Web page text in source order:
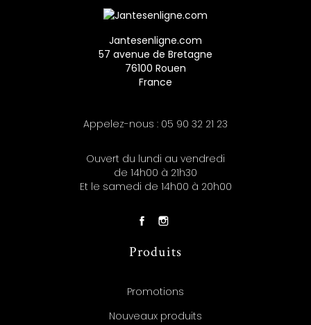
Jantesenligne.com
57 avenue de Bretagne
76100 Rouen
France
Appelez-nous : 05 90 32 21 23
Ouvert du lundi au vendredi
de 14h00 à 21h30
Et le samedi de 14h00 à 20h00
Produits
Promotions
Nouveaux produits